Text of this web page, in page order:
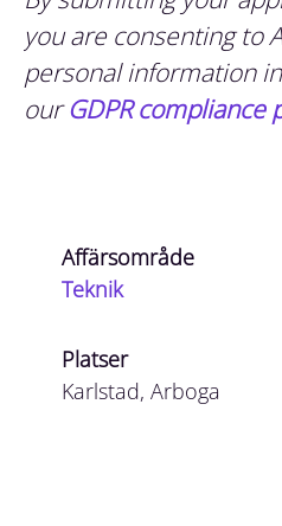
you are consenting to
personal information
ourGDPR compliance
Affärsområde
Teknik
Platser
Karlstad, Arboga